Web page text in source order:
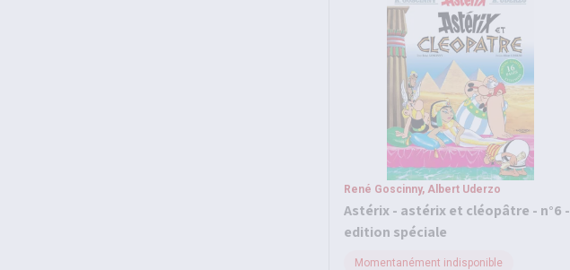
René Goscinny, Albert Uderzo
Astérix - astérix et cléopâtre - n°6 -
edition spéciale
Momentanément indisponible